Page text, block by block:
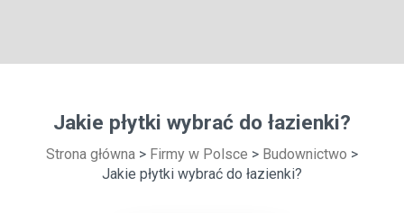
Jakie płytki wybrać do łazienki?
Strona główna > Firmy w Polsce > Budownictwo >
Jakie płytki wybrać do łazienki?